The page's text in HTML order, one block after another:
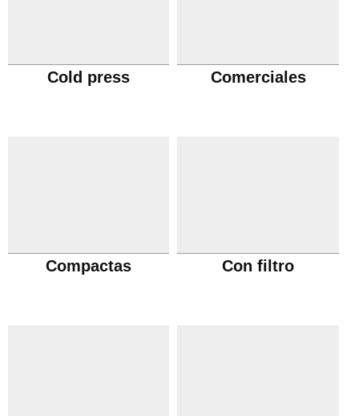
Cold press Comerciales
Compactas Con filtro